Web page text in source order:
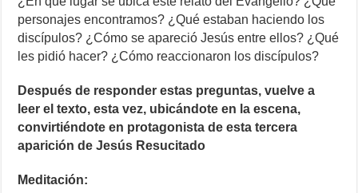
personajes encontramos? ¿Qué estaban haciendo los
discípulos? ¿Cómo se apareció Jesús entre ellos? ¿Qué
les pidió hacer? ¿Cómo reaccionaron los discípulos?
Después de responder estas preguntas, vuelve a
leer el texto, esta vez, ubicándote en la escena,
convirtiéndote en protagonista de esta tercera
aparición de Jesús Resucitado
Meditación: